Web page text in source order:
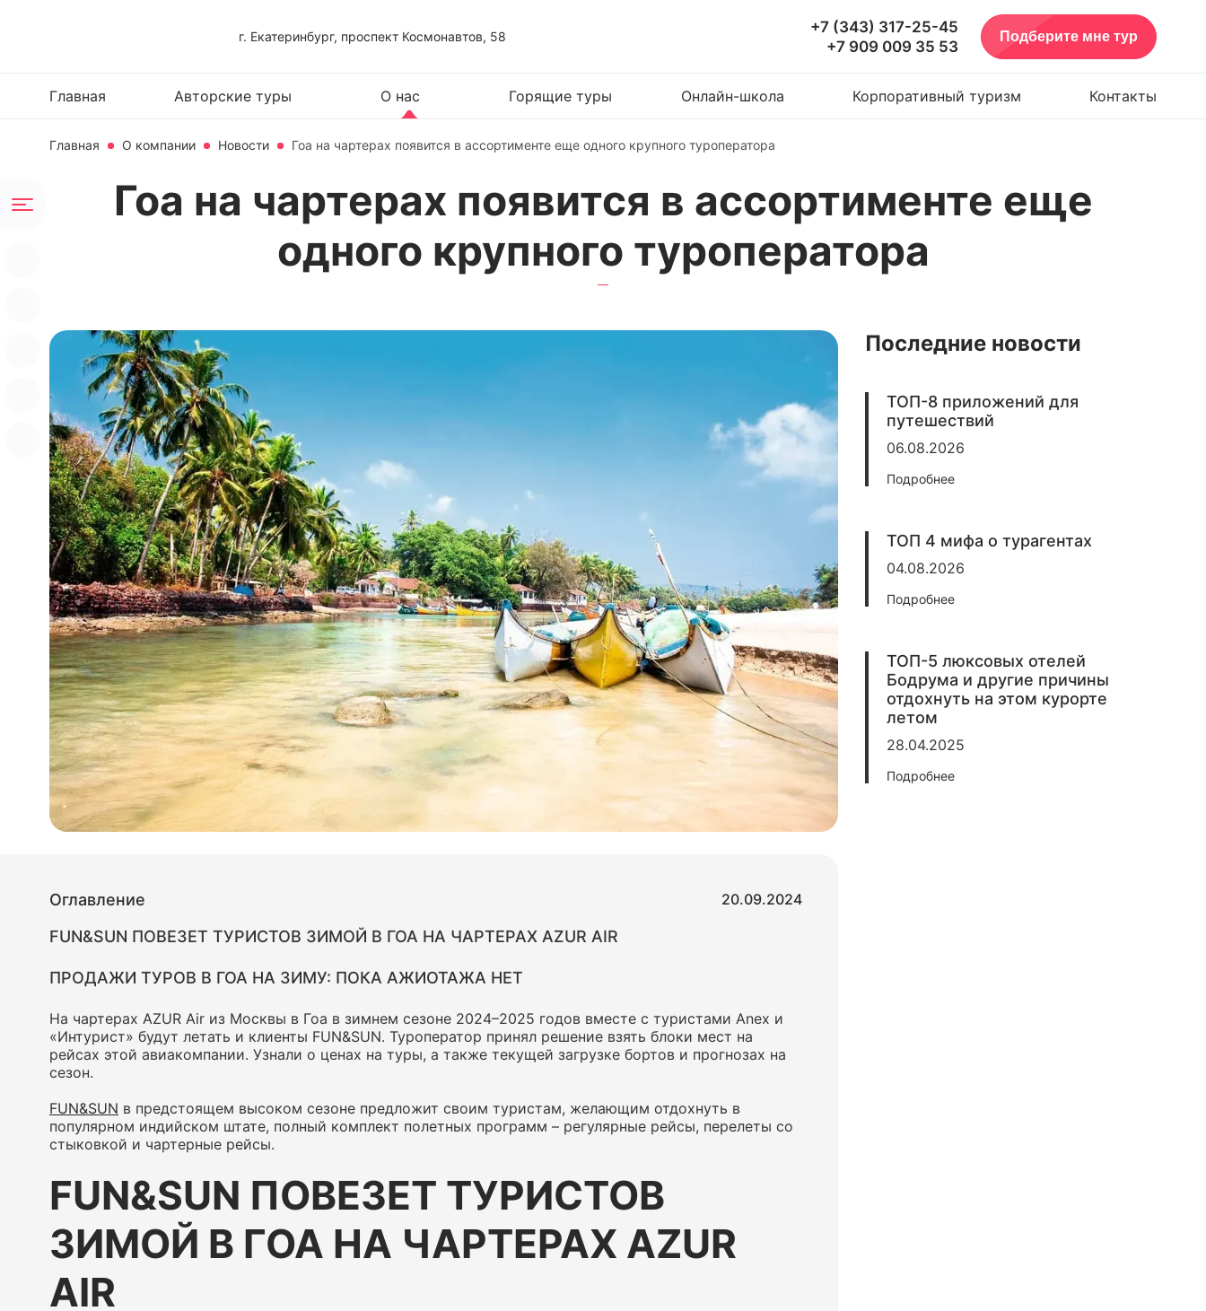
г. Екатеринбург, проспект Космонавтов, 58
+7 (343) 317-25-45
+7 909 009 35 53
Подберите мне тур
Главная Авторские туры О нас Горящие туры Онлайн-школа Корпоративный туризм Контакты
Главная О компании Новости Гоа на чартерах появится в ассортименте еще одного крупного туроператора
Гоа на чартерах появится в ассортименте еще
одного крупного туроператора
Оглавление
FUN&SUN ПОВЕЗЕТ ТУРИСТОВ ЗИМОЙ В ГОА НА ЧАРТЕРАХ AZUR AIR
ПРОДАЖИ ТУРОВ В ГОА НА ЗИМУ: ПОКА АЖИОТАЖА НЕТ
20.09.2024
На чартерах AZUR Air из Москвы в Гоа в зимнем сезоне 2024–2025 годов вместе с туристами Anex и
«Интурист» будут летать и клиенты FUN&SUN. Туроператор принял решение взять блоки мест на
рейсах этой авиакомпании. Узнали о ценах на туры, а также текущей загрузке бортов и прогнозах на
сезон.
FUN&SUN в предстоящем высоком сезоне предложит своим туристам, желающим отдохнуть в
популярном индийском штате, полный комплект полетных программ – регулярные рейсы, перелеты со
стыковкой и чартерные рейсы.
FUN&SUN ПОВЕЗЕТ ТУРИСТОВ
ЗИМОЙ В ГОА НА ЧАРТЕРАХ AZUR
AIR
Последние новости
ТОП-8 приложений для
путешествий
06.08.2026
Подробнее
ТОП 4 мифа о турагентах
04.08.2026
Подробнее
ТОП-5 люксовых отелей
Бодрума и другие причины
отдохнуть на этом курорте
летом
28.04.2025
Подробнее